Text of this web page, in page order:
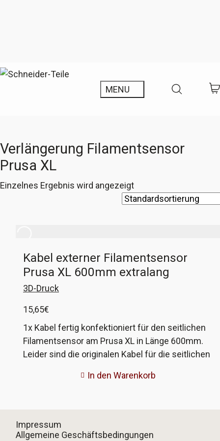
Verlängerung Filamentsensor
Prusa XL
Einzelnes Ergebnis wird angezeigt
Kabel externer Filamentsensor
Prusa XL 600mm extralang
3D-Druck
15,65€
1x Kabel fertig konfektioniert für den seitlichen
Filamentsensor am Prusa XL in Länge 600mm.
Leider sind die originalen Kabel für die seitlichen
auf eine Seite zu verlegen, wie es bei uns aus
werden konnte. Einfach das originale Kabel
durch unseres ersetzen, schon liegt einem die
In den Warenkorb
Impressum
Allgemeine Geschäftsbedingungen